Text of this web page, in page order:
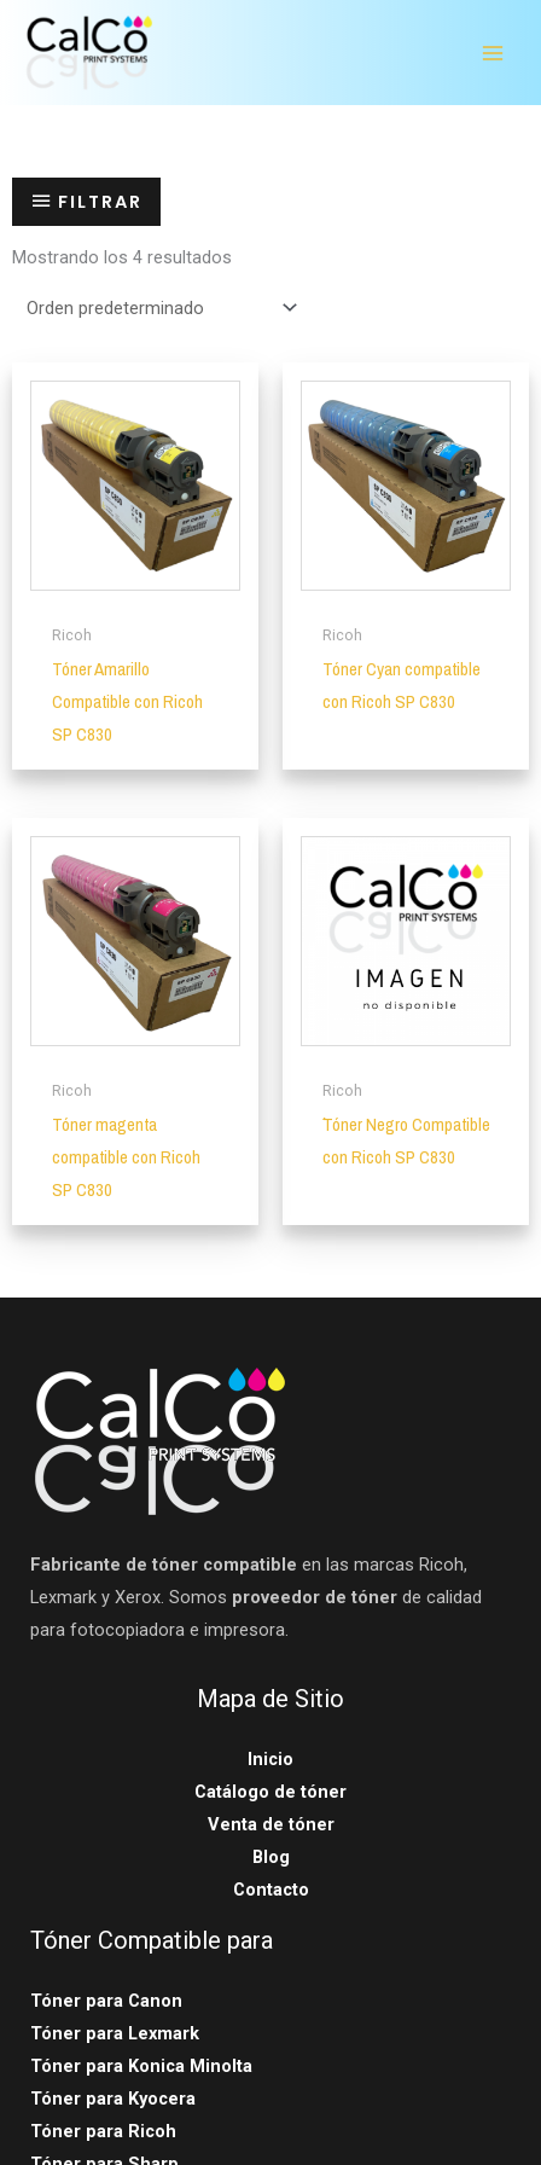
FILTRAR
Mostrando los 4 resultados
Ricoh
Tóner Amarillo
Compatible con Ricoh
SP C830
Ricoh
Tóner Cyan compatible
con Ricoh SP C830
Ricoh
Tóner magenta
compatible con Ricoh
SP C830
Ricoh
´Tóner Negro Compatible
con Ricoh SP C830
Fabricante de tóner compatible en las marcas Ricoh,
Lexmark y Xerox. Somos proveedor de tóner de calidad
para fotocopiadora e impresora.
Mapa de Sitio
Inicio
Catálogo de tóner
Venta de tóner
Blog
Contacto
Tóner Compatible para
Tóner para Canon
Tóner para Lexmark
Tóner para Konica Minolta
Tóner para Kyocera
Tóner para Ricoh